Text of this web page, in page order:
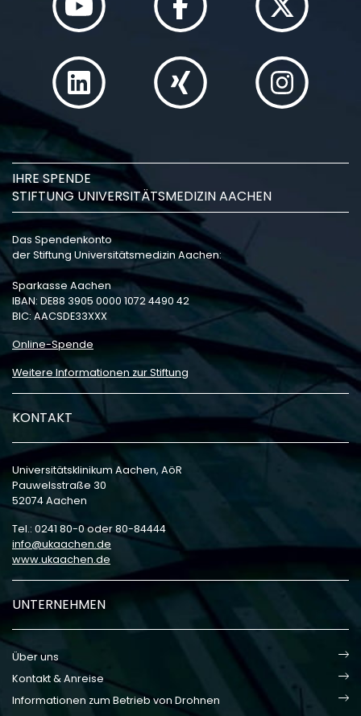
IHRE SPENDE
STIFTUNG UNIVERSITÄTSMEDIZIN AACHEN
Das Spendenkonto
der Stiftung Universitätsmedizin Aachen:
Sparkasse Aachen
IBAN: DE88 3905 0000 1072 4490 42
BIC: AACSDE33XXX
Online-Spende
Weitere Informationen zur Stiftung
KONTAKT
Universitätsklinikum Aachen, AöR
Pauwelsstraße 30
52074 Aachen
Tel.: 0241 80-0 oder 80-84444
info
ukaachen de
www.ukaachen.de
UNTERNEHMEN
Über uns
Kontakt & Anreise
Informationen zum Betrieb von Drohnen